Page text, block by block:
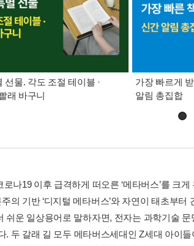
선물. 각도 조절 테이블 ·
래 바구니
가장 빠르게
알림 총집합
로나19 이후 급격하게 떠오른 ‘메타버스’를 크
의 기반 ‘디지털 메타버스’와 자연이 태초부터
쉬운 일상용어로 말하자면, 전자는 과학기술
. 두 갈래 길 모두 메타버스세대인 Z세대 아이